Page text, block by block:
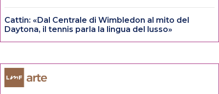
Cattin: «Dal Centrale di Wimbledon al mito del
Daytona, il tennis parla la lingua del lusso»